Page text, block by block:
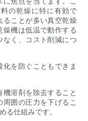
の乾燥に特に有効で
ることが多い真空乾燥
機は低温で動作する
なく、コスト削減につ
を防ぐこともできま
溶剤を除去すること
囲の圧力を下げるこ
る仕組みです。